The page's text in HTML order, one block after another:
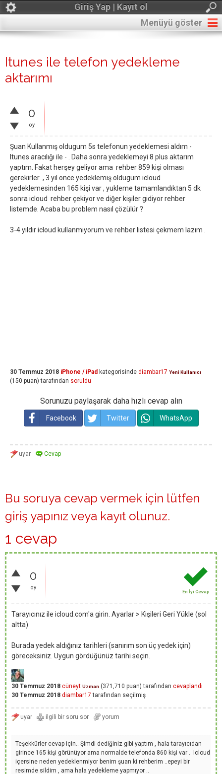
Giriş Yap | Kayıt ol
Menüyü göster
Itunes ile telefon yedekleme
aktarımı
0
oy
Şuan Kullanmış oldugum 5s telefonun yedeklemesi aldım -
Itunes aracılığı ile - . Daha sonra yedeklemeyi 8 plus aktarım
yaptım. Fakat herşey geliyor ama rehber 859 kişi olması
gerekirler , 3 yıl once yedeklemiş oldugum icloud
yedeklemesinden 165 kişi var , yukleme tamamlandıktan 5 dk
sonra icloud rehber çekiyor ve diğer kişiler gidiyor rehber
listemde. Acaba bu problem nasıl çözülür ?
3-4 yıldır icloud kullanmıyorum ve rehber listesi çekmem lazım .
30 Temmuz 2018 iPhone / iPad kategorisinde diambar17 Yeni Kullanıcı
(150 puan) tarafından soruldu
Sorunuzu paylaşarak daha hızlı cevap alın
Facebook Twitter WhatsApp
Bu soruya cevap vermek için lütfen
giriş yapınız veya kayıt olunuz.
1 cevap
0
oy
En İyi Cevap
Tarayıcınız ile icloud.com'a girin. Ayarlar > Kişileri Geri Yükle (sol
altta)
Burada yedek aldığınız tarihleri (sanırım son üç yedek için)
göreceksiniz. Uygun gördüğünüz tarihi seçin.
30 Temmuz 2018 cüneyt Uzman (371,710 puan) tarafından cevaplandı
30 Temmuz 2018 diambar17 tarafından seçilmiş
Teşekkürler cevap için.. Şimdi dediğiniz gibi yaptım , hala tarayıcıdan
girince 165 kişi görünüyor ama normalde telefonda 860 kişi var . Icloud
içersine neden yedeklenmiyor benim şuan ki rehberim ..epeyi bir
resimde sildim , ama hala yedekleme yapmıyor ..